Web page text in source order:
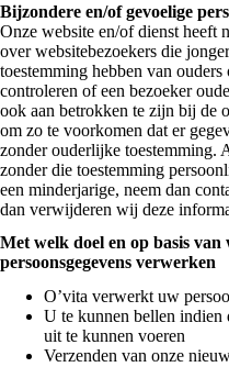
Bijzondere en/of gevoelige
Onze website en/of dienst heeft
over websitebezoekers die
toestemming hebben van
controleren of een bezoeker
ook aan betrokken te zijn bij de
om zo te voorkomen dat er
zonder ouderlijke toestemming.
zonder die toestemming
een minderjarige, neem dan
dan verwijderen wij deze
Met welk doel en op basis
persoonsgegevens verwerken
O’vita verwerkt uw
U te kunnen bellen indien
uit te kunnen voeren
Verzenden van onze